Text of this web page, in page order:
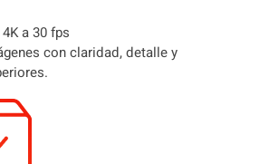
a 30 fps
con claridad, detalle y